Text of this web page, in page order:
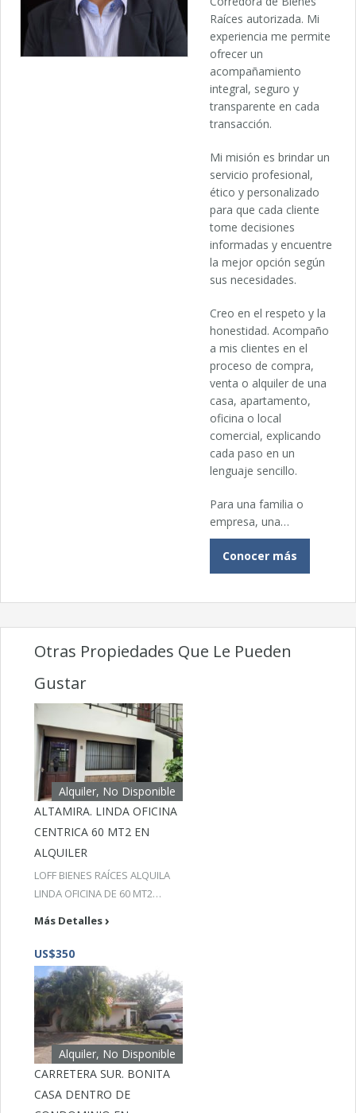
Raíces autorizada. Mi
experiencia me permite
ofrecer un
acompañamiento
integral, seguro y
transparente en cada
transacción.
Mi misión es brindar un
servicio profesional,
ético y personalizado
para que cada cliente
tome decisiones
informadas y encuentre
la mejor opción según
sus necesidades.
Creo en el respeto y la
honestidad. Acompaño
a mis clientes en el
proceso de compra,
venta o alquiler de una
casa, apartamento,
oficina o local
comercial, explicando
cada paso en un
lenguaje sencillo.
Para una familia o
empresa, una…
Conocer más
Otras Propiedades Que Le Pueden
Gustar
Alquiler, No Disponible
ALTAMIRA. LINDA OFICINA
CENTRICA 60 MT2 EN
ALQUILER
LOFF BIENES RAÍCES ALQUILA
LINDA OFICINA DE 60 MT2…
Más Detalles
US$350
Alquiler, No Disponible
CARRETERA SUR. BONITA
CASA DENTRO DE